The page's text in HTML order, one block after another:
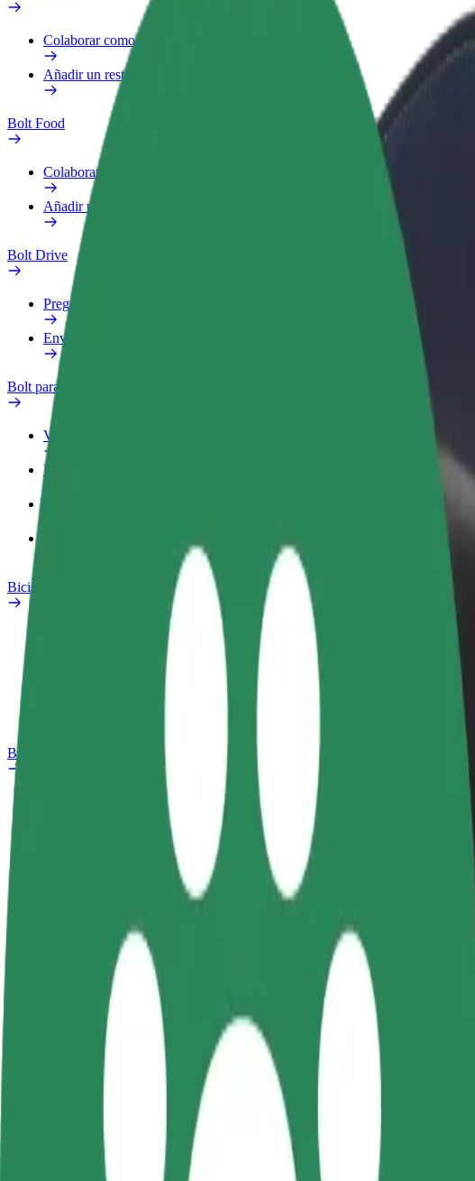
Colaborar como repartidor
Añadir un restaurante o tienda
Bolt Food
Colaborar como repartidor
Añadir un restaurante o tienda
Bolt Drive
Preguntas frecuentes
Enviar aviso sobre un vehículo
Bolt para empresas
Ventajas
Perfil de trabajo
Bicis
Informar de un problema
Bolt Plus
Colaborar como conductor
Gana dinero colaborando
Colaborar como repartidor
Repartí comida y cobrá todas las
Cómo ir de Dworzec Łódź Fabryczna a Piotrkowska Centrum
¿Buscás la mejor forma de ir de Dworzec Łódź Fabryczna a Piotrkowska
Dworzec Łódź Fabryczna
Piotrkowska Centrum